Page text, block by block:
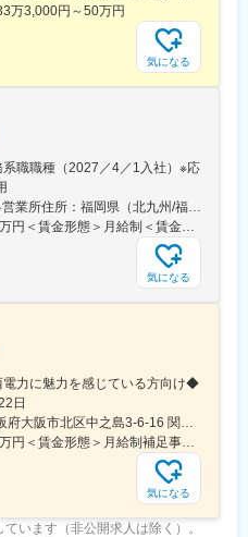
万3,000円～50万円
気になる
系職職種（2027／4／1入社）※応
＜勤務地詳細1＞九州管内の各営業所住所：福岡県（北九州/福岡地区）、佐賀県、長崎県、大分県、熊本県、宮崎県、鹿児島県 受動喫煙対策：屋内全面禁煙＜勤務地詳細2＞東京支社住所：東京都千代田区有楽町１-７-１ 有楽町電気ビルヂング北館７階勤務地最寄駅：京浜東北線／有楽町駅受動喫煙対策：屋内全面禁煙変更の範囲：会社の定める事業所（リモートワーク含む）
＜予定年収＞500万円～1,120万円＜賃金形態＞月給制＜賃金内訳＞月額（基本給）：200,000円～450,000円＜月給＞200,000円～450,000円＜昇給有無＞有＜残業手当＞有＜給与補足＞■賞与：年２回（6月、12月）、昇進：能力主義に基づく昇進管理※モデル年収（前年度実績に基づいて算出（時間外20時間程度/月 想定、賞与込み、扶養手当、その他手当含まず））：・33歳・主任クラス 年収：700～760 万円程度・41歳・副長クラス 年収：1,030～1,120 万円程度賃金はあくまでも目安の金額であり、選考を通じて上下する可能性があります。月給(月額)は固定手当を含めた表記です。
気になる
電力に魅力を感じている方向け◆
日
＜勤務地詳細＞本社住所：大阪府大阪市北区中之島3-6-16 関電ビルディング勤務地最寄駅：地下鉄四つ橋線／肥後橋駅受動喫煙対策：その他（原則禁煙（分煙））変更の範囲：ジョブローテーションに合わせて勤務地が当社各拠点（出向等含む）に変更となる可能性あり
＜予定年収＞500万円～1,200万円＜賃金形態＞月給制補足事項なし＜賃金内訳＞月額（基本給）：250,000円～650,000円＜月給＞250,000円～650,000円＜昇給有無＞有＜残業手当＞有＜給与補足＞※上記年収（想定残業代を含む）は目安であり、詳細はスキル・経験を考慮し決定いたします。■賞与：年2回（支給月：6月・12月）■昇給：年1回（主に4月もしくは7月）賃金はあくまでも目安の金額であり、選考を通じて上下する可能性があります。月給(月額)は固定手当を含めた表記です。
気になる
います（非公開求人は除く）。